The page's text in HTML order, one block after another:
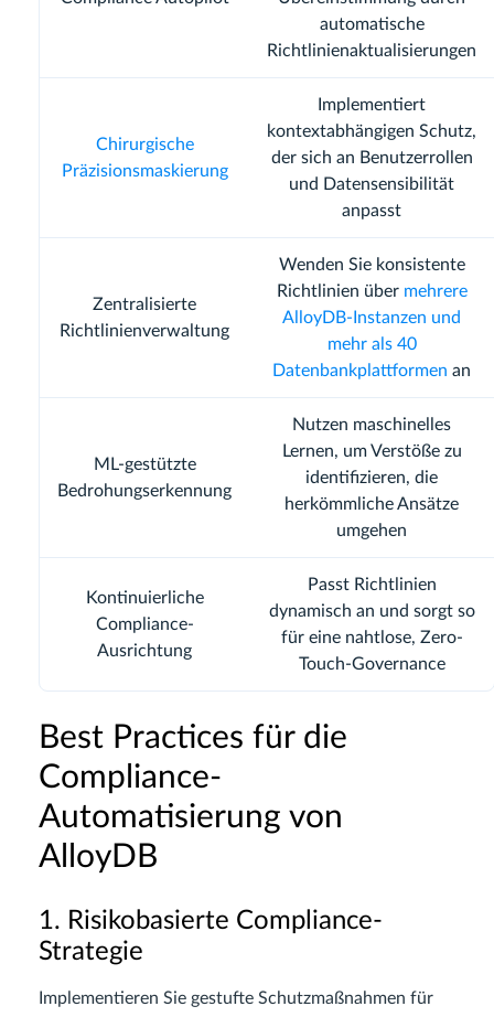
automatische
Richtlinienaktualisierungen
Chirurgische
Präzisionsmaskierung
Implementiert
kontextabhängigen Schutz,
der sich an Benutzerrollen
und Datensensibilität
anpasst
Zentralisierte
Richtlinienverwaltung
Wenden Sie konsistente
Richtlinien über mehrere
AlloyDB-Instanzen und
mehr als 40
Datenbankplattformen an
ML-gestützte
Bedrohungserkennung
Nutzen maschinelles
Lernen, um Verstöße zu
identifizieren, die
herkömmliche Ansätze
umgehen
Kontinuierliche
Compliance-
Ausrichtung
Passt Richtlinien
dynamisch an und sorgt so
für eine nahtlose, Zero-
Touch-Governance
Best Practices für die
Compliance-
Automatisierung von
AlloyDB
1. Risikobasierte Compliance-
Strategie
Implementieren Sie gestufte Schutzmaßnahmen für